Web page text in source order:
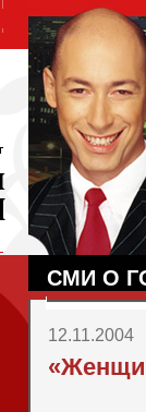
СМИ О
12.11.2004